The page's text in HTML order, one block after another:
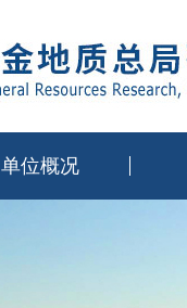
单位概况